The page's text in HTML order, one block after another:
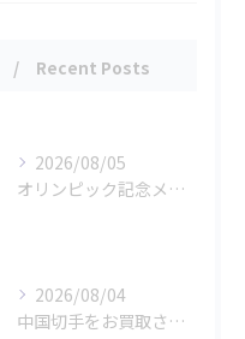
Recent Posts
2026/08/05
オリンピック記念メダルとメイプルリーフコインをお買取りさせていただきました🏅✨
2026/08/04
中国切手をお買取させていただきました📮✨